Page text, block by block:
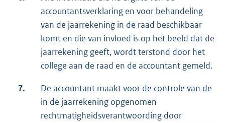
accountantsverklaring en voor behandeling
van de jaarrekening in de raad beschikbaar
komt en die van invloed is op het beeld dat de
jaarrekening geeft, wordt terstond door het
college aan de raad en de accountant gemeld.
7.
De accountant maakt voor de controle van de
in de jaarrekening opgenomen
rechtmatigheidsverantwoording door